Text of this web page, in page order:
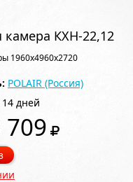
камера КХН-22,12
1960x4960x2720
POLAIR (Россия)
14 дней
709